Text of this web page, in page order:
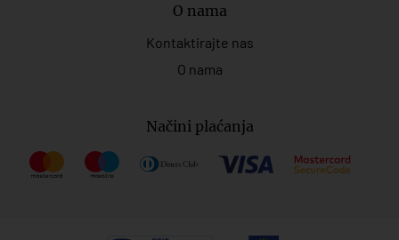
O nama
Kontaktirajte nas
O nama
Načini plaćanja